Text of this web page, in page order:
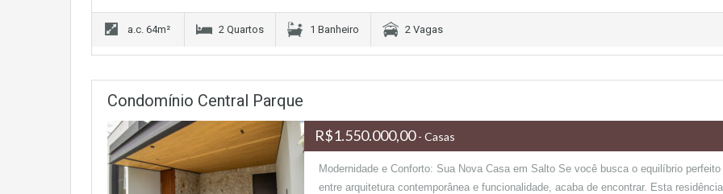
a.c. 64m² 2 Quartos 1 Banheiro 2 Vagas
Condomínio Central Parque
R$1.550.000,00- Casas
Modernidade e Conforto: Sua Nova Casa em Salto Se você busca o equilíbrio perfeito
entre arquitetura contemporânea e funcionalidade, acaba de encontrar. Esta residência